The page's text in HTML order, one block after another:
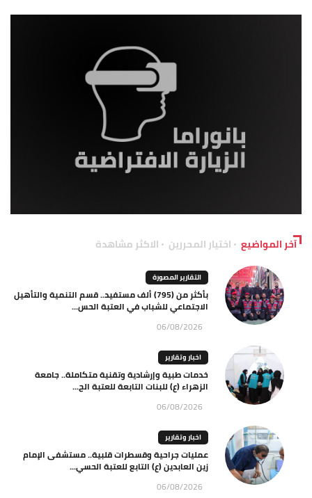
آخر المواضيع اختيار المحررين الاكثر مشاهدة
التقارير المصورة
بأكثر من (795) ألف مستفيد.. قسم التنمية والتأهيل
الاجتماعي للشباب في العتبة الحس...
06/08/2026
اخبار وتقارير
خدمات طبية وإرشادية وتقنية متكاملة.. جامعة
الزهراء (ع) للبنات التابعة للعتبة الح...
06/08/2026
اخبار وتقارير
عمليات جراحية وقسطرات قلبية.. مستشفى الإمام
زين العابدين (ع) التابع للعتبة الحسي...
06/08/2026